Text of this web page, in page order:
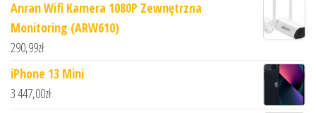
Anran Wifi Kamera 1080P Zewnętrzna
Monitoring (ARW610)
290,99zł
iPhone 13 Mini
3 447,00zł